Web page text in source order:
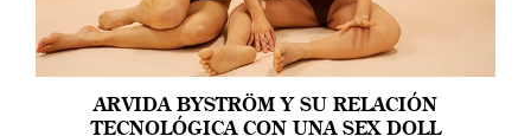
ARVIDA BYSTRÖM Y SU RELACIÓN
TECNOLÓGICA CON UNA SEX DOLL